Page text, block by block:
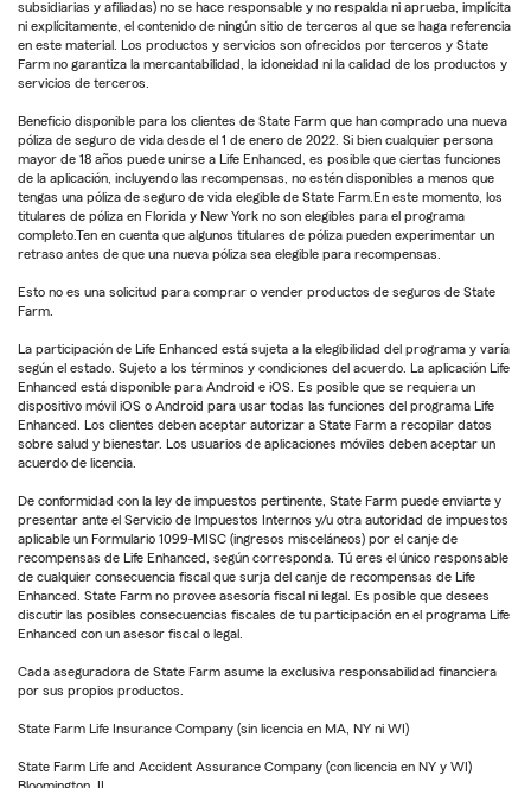
subsidiarias y afiliadas) no se hace responsable y no respalda ni aprueba, implícita
ni explícitamente, el contenido de ningún sitio de terceros al que se haga referencia
en este material. Los productos y servicios son ofrecidos por terceros y State
Farm no garantiza la mercantabilidad, la idoneidad ni la calidad de los productos y
servicios de terceros.
Beneficio disponible para los clientes de State Farm que han comprado una nueva
póliza de seguro de vida desde el 1 de enero de 2022. Si bien cualquier persona
mayor de 18 años puede unirse a Life Enhanced, es posible que ciertas funciones
de la aplicación, incluyendo las recompensas, no estén disponibles a menos que
tengas una póliza de seguro de vida elegible de State Farm.En este momento, los
titulares de póliza en Florida y New York no son elegibles para el programa
completo.Ten en cuenta que algunos titulares de póliza pueden experimentar un
retraso antes de que una nueva póliza sea elegible para recompensas.
Esto no es una solicitud para comprar o vender productos de seguros de State
Farm.
La participación de Life Enhanced está sujeta a la elegibilidad del programa y varía
según el estado. Sujeto a los términos y condiciones del acuerdo. La aplicación Life
Enhanced está disponible para Android e iOS. Es posible que se requiera un
dispositivo móvil iOS o Android para usar todas las funciones del programa Life
Enhanced. Los clientes deben aceptar autorizar a State Farm a recopilar datos
sobre salud y bienestar. Los usuarios de aplicaciones móviles deben aceptar un
acuerdo de licencia.
De conformidad con la ley de impuestos pertinente, State Farm puede enviarte y
presentar ante el Servicio de Impuestos Internos y/u otra autoridad de impuestos
aplicable un Formulario 1099-MISC (ingresos misceláneos) por el canje de
recompensas de Life Enhanced, según corresponda. Tú eres el único responsable
de cualquier consecuencia fiscal que surja del canje de recompensas de Life
Enhanced. State Farm no provee asesoría fiscal ni legal. Es posible que desees
discutir las posibles consecuencias fiscales de tu participación en el programa Life
Enhanced con un asesor fiscal o legal.
Cada aseguradora de State Farm asume la exclusiva responsabilidad financiera
por sus propios productos.
State Farm Life Insurance Company (sin licencia en MA, NY ni WI)
State Farm Life and Accident Assurance Company (con licencia en NY y WI)